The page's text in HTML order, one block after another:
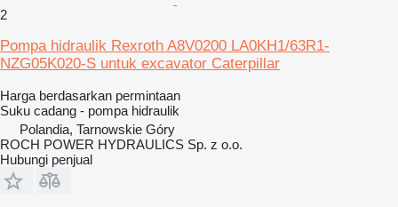
2
Pompa hidraulik Rexroth A8V0200 LA0KH1/63R1-
NZG05K020-S untuk excavator Caterpillar
Harga berdasarkan permintaan
Suku cadang - pompa hidraulik
Polandia, Tarnowskie Góry
ROCH POWER HYDRAULICS Sp. z o.o.
Hubungi penjual